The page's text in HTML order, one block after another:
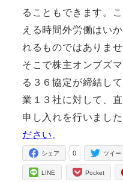
ることもできます。
える時間外労働はい
れるものではありませ
そこで株主オンブズ
る３６協定が締結し
業１３社に対して、
申し入れを行いました
ださい 。
0
シェア ツイー
LINE Pocket